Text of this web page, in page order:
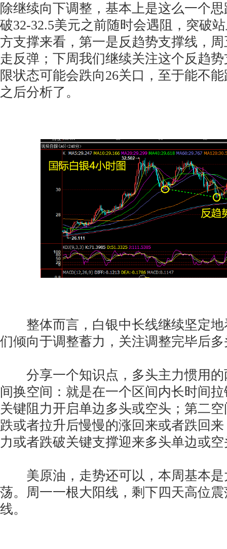
除继续向下调整，基本上是这么一个
破32-32.5美元之前随时会遇阻，突破
方支撑来看，第一是反趋势支撑线，
走反弹；下周我们继续关注这个反趋
限状态可能会跌向26关口，至于能不
之后分析了。
整体而言，白银中长线继续坚定地
们倾向于调整蓄力，关注调整完毕后
分享一个知识点，多头主力惯用的
间换空间：就是在一个区间内长时间
关键阻力开启单边多头或空头；第二
跌或者拉升后慢慢的涨回来或者跌回
力或者跌破关键支撑迎来多头单边或
美原油，走势还可以，本周基本是
荡。周一一根大阳线，剩下四天高位
线。